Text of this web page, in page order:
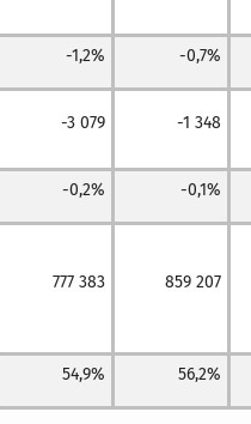
-1,2% -0,7%
-3 079 -1 348
-0,2% -0,1%
777 383 859 207
54,9% 56,2%